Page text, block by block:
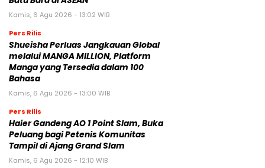
Kamis, 6 Agu 2026 - 13:02 WIB
Pers Rilis
Shueisha Perluas Jangkauan Global
melalui MANGA MILLION, Platform
Manga yang Tersedia dalam 100
Bahasa
Kamis, 6 Agu 2026 - 13:00 WIB
Pers Rilis
Haier Gandeng AO 1 Point Slam, Buka
Peluang bagi Petenis Komunitas
Tampil di Ajang Grand Slam
Kamis, 6 Agu 2026 - 12:10 WIB